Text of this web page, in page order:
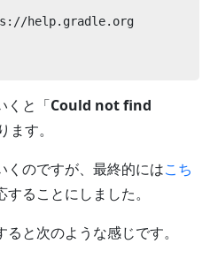
help.gradle.org
くと「Could not find
ます。
くのですが、最終的にはこち
ることにしました。
と次のような感じです。